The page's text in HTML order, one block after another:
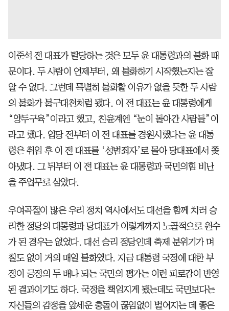
이준석 전 대표가 탈당하는 것은 모두 윤 대통령과의 불화 때
문이다. 두 사람이 언제부터, 왜 불화하기 시작했는지는 잘
알 수 없다. 그런데 특별히 불화할 이유가 없을 듯한 두 사람
의 불화가 불구대천처럼 됐다. 이 전 대표는 윤 대통령에게
“양두구육”이라고 했고, 친윤계엔 “눈이 돌아간 사람들”이
라고 했다. 입당 전부터 이 전 대표를 경원시했다는 윤 대통
령은 취임 후 이 전 대표를 ‘성범죄자’로 몰아 당대표에서 쫒
아냈다. 그 뒤부터 이 전 대표는 윤 대통령과 국민의힘 비난
을 주업무로 삼았다.
우여곡절이 많은 우리 정치 역사에서도 대선을 함께 치러 승
리한 정당의 대통령과 당대표가 이렇게까지 노골적으로 원수
가 된 경우는 없었다. 대선 승리 정당인데 축제 분위기가 며
칠도 없이 거의 매일 불화였다. 지금 대통령 국정에 대한 부
정이 긍정의 두 배나 되는 국민의 평가는 이런 피로감이 반영
된 결과이기도 하다. 국정을 책임지게 됐는데도 국민보다는
자신들의 감정을 앞세운 충돌이 끊임없이 벌어지는 데 좋은